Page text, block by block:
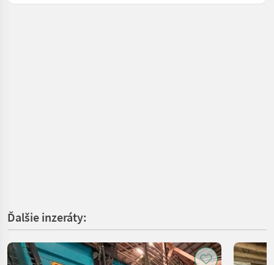
Ďalšie inzeráty: